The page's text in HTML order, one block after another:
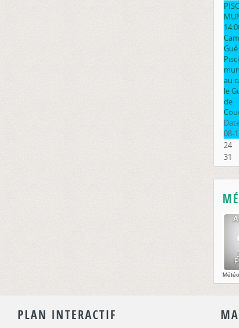
Gué
au
le
de
08-
24
31
PLAN INTERACTIF